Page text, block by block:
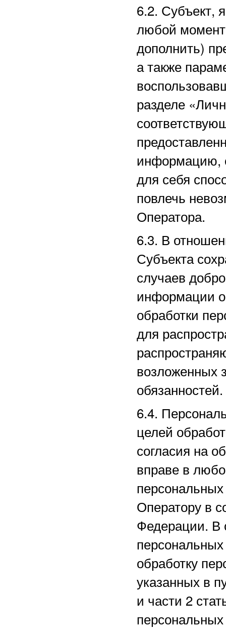
6.2. Субъект,
любой момент
дополнить)
а также
разделе
информацию,
для себя
повлечь
Оператора.
6.3. В
Субъекта
случаев
информации
обработки
для
возложенных
обязанностей.
6.4.
целей
согласия на
вправе в
Оператору в
Федерации. В
обработку
указанных в
и части 2